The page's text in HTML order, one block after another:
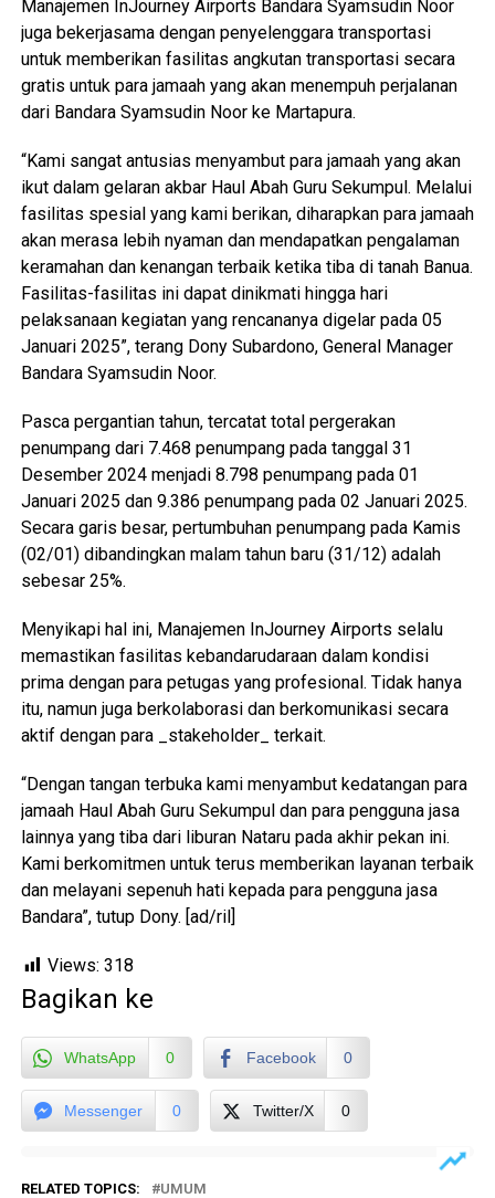
Manajemen InJourney Airports Bandara Syamsudin Noor
juga bekerjasama dengan penyelenggara transportasi
untuk memberikan fasilitas angkutan transportasi secara
gratis untuk para jamaah yang akan menempuh perjalanan
dari Bandara Syamsudin Noor ke Martapura.
“Kami sangat antusias menyambut para jamaah yang akan
ikut dalam gelaran akbar Haul Abah Guru Sekumpul. Melalui
fasilitas spesial yang kami berikan, diharapkan para jamaah
akan merasa lebih nyaman dan mendapatkan pengalaman
keramahan dan kenangan terbaik ketika tiba di tanah Banua.
Fasilitas-fasilitas ini dapat dinikmati hingga hari
pelaksanaan kegiatan yang rencananya digelar pada 05
Januari 2025”, terang Dony Subardono, General Manager
Bandara Syamsudin Noor.
Pasca pergantian tahun, tercatat total pergerakan
penumpang dari 7.468 penumpang pada tanggal 31
Desember 2024 menjadi 8.798 penumpang pada 01
Januari 2025 dan 9.386 penumpang pada 02 Januari 2025.
Secara garis besar, pertumbuhan penumpang pada Kamis
(02/01) dibandingkan malam tahun baru (31/12) adalah
sebesar 25%.
Menyikapi hal ini, Manajemen InJourney Airports selalu
memastikan fasilitas kebandarudaraan dalam kondisi
prima dengan para petugas yang profesional. Tidak hanya
itu, namun juga berkolaborasi dan berkomunikasi secara
aktif dengan para _stakeholder_ terkait.
“Dengan tangan terbuka kami menyambut kedatangan para
jamaah Haul Abah Guru Sekumpul dan para pengguna jasa
lainnya yang tiba dari liburan Nataru pada akhir pekan ini.
Kami berkomitmen untuk terus memberikan layanan terbaik
dan melayani sepenuh hati kepada para pengguna jasa
Bandara”, tutup Dony. [ad/ril]
Views: 318
Bagikan ke
WhatsApp 0 Facebook 0
Messenger 0 Twitter/X 0
RELATED TOPICS: UMUM